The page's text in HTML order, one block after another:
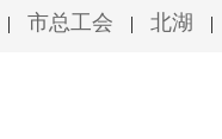
| 市总工会 | 北湖 |